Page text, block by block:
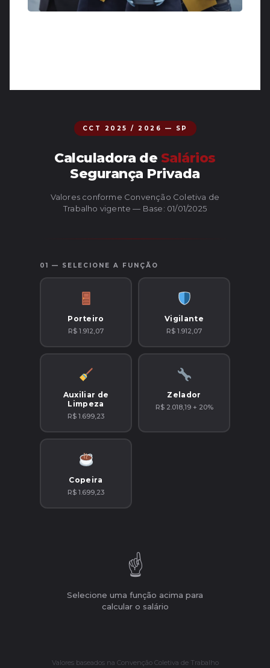
CCT 2025 / 2026 — SP
Calculadora de Salários
Segurança Privada
Valores conforme Convenção Coletiva de
Trabalho vigente — Base: 01/01/2025
01 — SELECIONE A FUNÇÃO
Porteiro
R$ 1.912,07
Vigilante
R$ 1.912,07
Auxiliar de
Limpeza
R$ 1.699,23
Zelador
R$ 2.018,19 + 20%
Copeira
R$ 1.699,23
☝️
Selecione uma função acima para
calcular o salário
Valores baseados na Convenção Coletiva de Trabalho